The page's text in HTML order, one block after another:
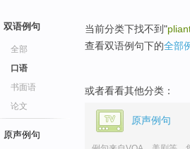
双语例句
全部
口语
书面语
论文
原声例句
当前分类下找不到"
查看双语例句下的全部
或者看看其他分类：
原声例句